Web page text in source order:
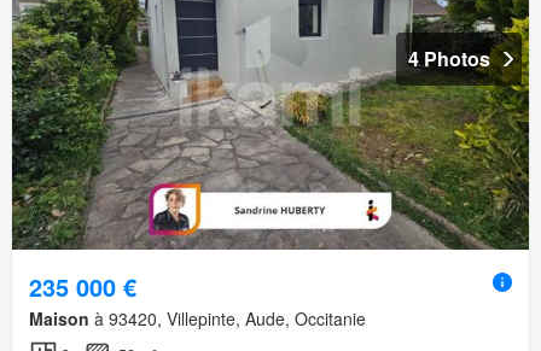
4 Photos
235 000 €
Maison à 93420, Villepinte, Aude, Occitanie